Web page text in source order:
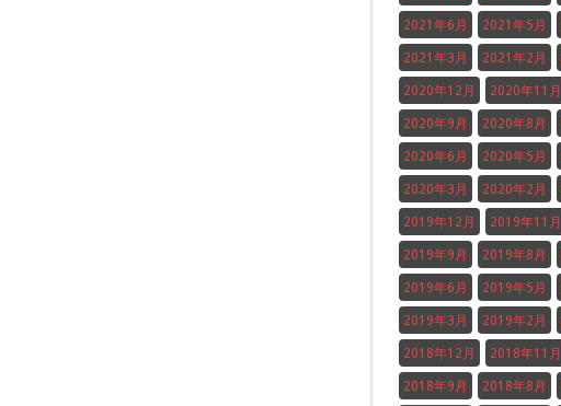
2021年6月 2021年5月
2021年3月 2021年2月
2020年12月 2020年11月
2020年9月 2020年8月
2020年6月 2020年5月
2020年3月 2020年2月
2019年12月 2019年11月
2019年9月 2019年8月
2019年6月 2019年5月
2019年3月 2019年2月
2018年12月 2018年11月
2018年9月 2018年8月